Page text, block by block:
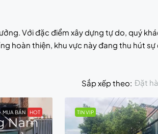
Với đặc điểm xây dựng tự do, quý
hoàn thiện, khu vực này đang thu hút
Sắp xếp theo: Đặt
MUA BÁN HOT TIN VIP